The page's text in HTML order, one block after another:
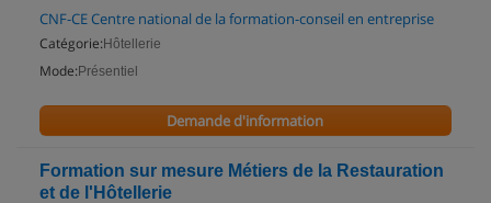
CNF-CE Centre national de la formation-conseil en entreprise
Catégorie: Hôtellerie
Mode: Présentiel
Demande d'information
Formation sur mesure Métiers de la Restauration
et de l'Hôtellerie